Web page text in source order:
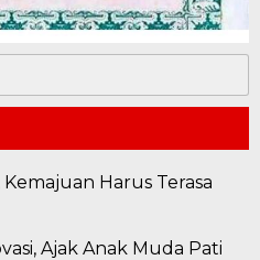
Harus Terasa
Ajak Anak Muda Pati